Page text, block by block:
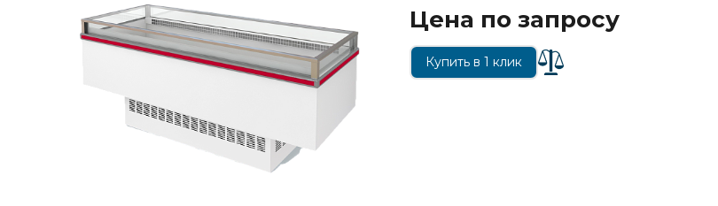
Цена по запросу
Купить в 1 клик